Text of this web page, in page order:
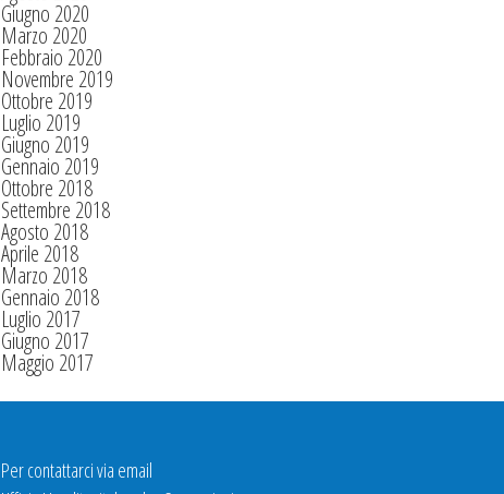
Giugno 2020
Marzo 2020
Febbraio 2020
Novembre 2019
Ottobre 2019
Luglio 2019
Giugno 2019
Gennaio 2019
Ottobre 2018
Settembre 2018
Agosto 2018
Aprile 2018
Marzo 2018
Gennaio 2018
Luglio 2017
Giugno 2017
Maggio 2017
Per contattarci via email